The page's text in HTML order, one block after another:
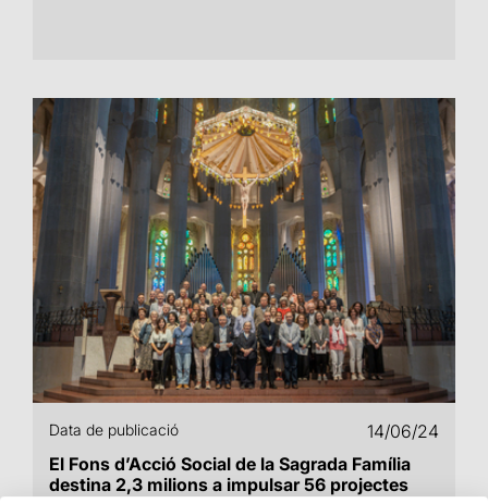
Data de publicació
14/06/24
El Fons d’Acció Social de la Sagrada Família
destina 2,3 milions a impulsar 56 projectes